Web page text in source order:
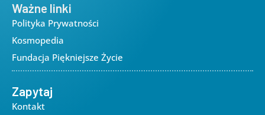
Ważne linki
Polityka Prywatności
Kosmopedia
Fundacja Piękniejsze Życie
Zapytaj
Kontakt